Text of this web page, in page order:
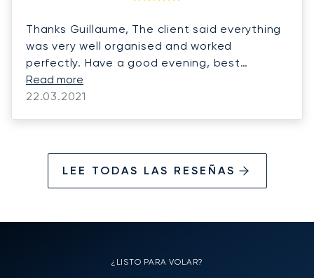
Thanks Guillaume, The client said everything
was very well organised and worked
perfectly. Have a good evening, best
regards,
Read more
22.03.2021
LEE TODAS LAS RESEÑAS
¿LISTO PARA VOLAR?